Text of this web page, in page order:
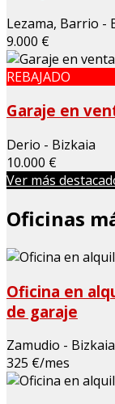
Lezama, Barrio -
9.000 €
REBAJADO
Garaje en
Derio - Bizkaia
10.000 €
Ver más
Oficinas
Oficina en
de garaje
Zamudio - Bizkaia
325 €/mes